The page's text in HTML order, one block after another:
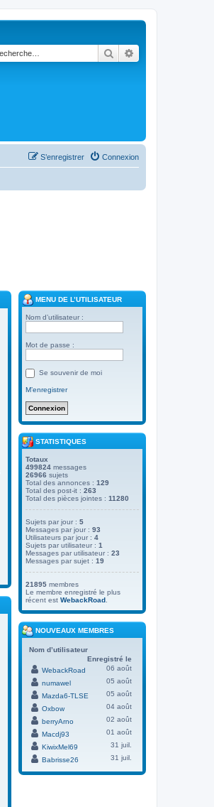
Rechercher
Connexion
S’enregistrer
MENU DE L’UTILISATEUR
Nom d’utilisateur :
Mot de passe :
Se souvenir de moi
M’enregistrer
STATISTIQUES
Totaux
499824 messages
26966 sujets
Total des annonces : 129
Total des post-it : 263
Total des pièces jointes : 11280
Sujets par jour : 5
Messages par jour : 93
Utilisateurs par jour : 4
Sujets par utilisateur : 1
Messages par utilisateur : 23
Messages par sujet : 19
21895 membres
Le membre enregistré le plus
récent est WebackRoad
NOUVEAUX MEMBRES
Nom d’utilisateur
Enregistré le
WebackRoad
06 août
numawel
05 août
Mazda6-TLSE
05 août
Oxbow
04 août
berryArno
02 août
Macdj93
01 août
KiwixMel69
31 juil.
Babrisse26
31 juil.